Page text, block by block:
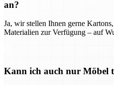
an?
Ja, wir stellen Ihnen gerne
Materialien zur Verfügung – auf
Kann ich auch nur Möbel